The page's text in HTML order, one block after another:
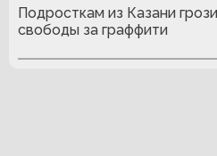
Подросткам из Казани
свободы за граффити